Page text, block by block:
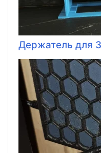
Держатель для